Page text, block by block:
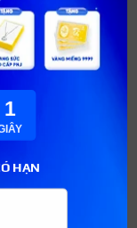
hợp với hầu hết
cả bàn tay tròn
HẠN
59